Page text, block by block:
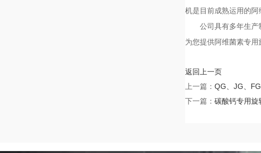
机是目前成熟运用的阿
公司具有多年生产制
为您提供阿维菌素专用
返回上一页
上一篇：QG、JG、
下一篇：碳酸钙专用旋